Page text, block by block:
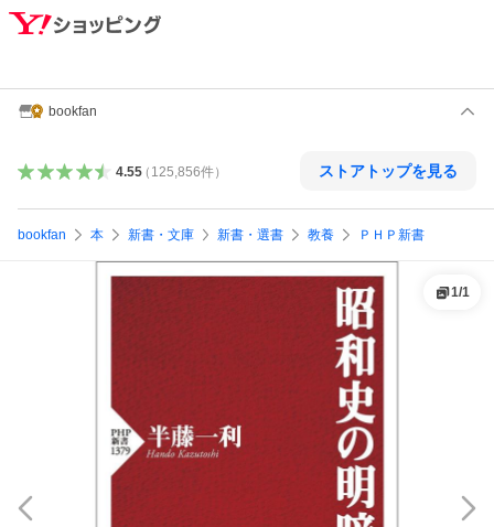
bookfan
4.55（ 125,856件） ストアトップを見る
bookfan 本 新書・文庫 新書・選書 教養 ＰＨＰ新書
1/1